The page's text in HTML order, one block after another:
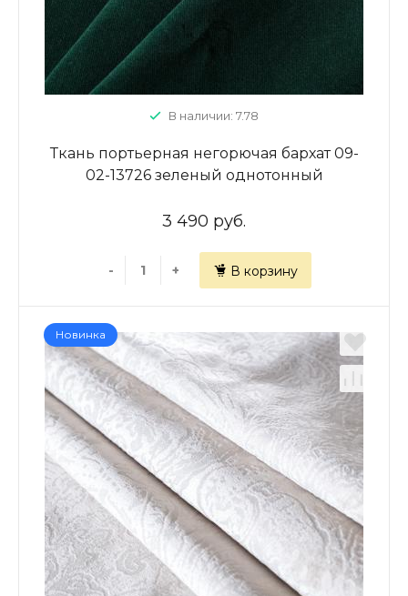
В наличии: 7.78
Ткань портьерная негорючая бархат 09-
02-13726 зеленый однотонный
3 490 руб.
- + В корзину
Новинка